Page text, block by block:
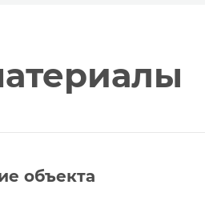
объекта